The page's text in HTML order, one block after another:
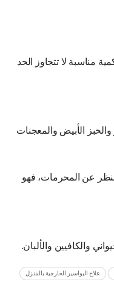
مناسبة لا تتجاوز الحد
الأبيض والمعجنات
عن المحرمات، فهو
والكافيين والألبان.
علاج البواسير الخارجية بالمنزل